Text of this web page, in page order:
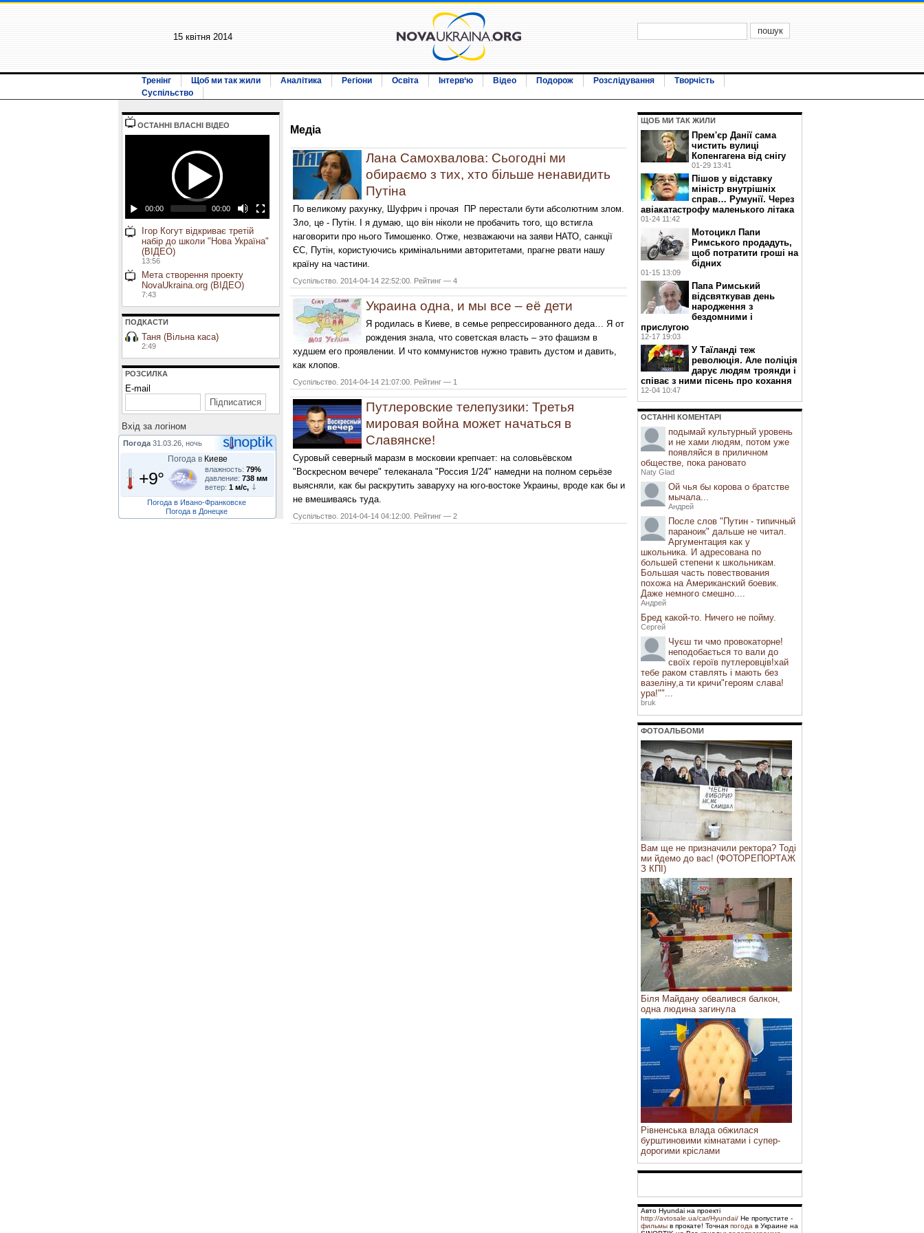
15 квiтня 2014
Тренінг Щоб ми так жили Аналітика Регіони Освіта Інтерв‘ю Відео Подорож Розслідування
Творчість
Суспільство
ОСТАННI ВЛАСНI ВIДЕО
00:00 00:00
Ігор Когут відкриває третій
набір до школи "Нова Україна"
(ВІДЕО)
13:56
Мета створення проекту
NovaUkraina.org (ВІДЕО)
7:43
ПОДКАСТИ
Таня (Вільна каса)
2:49
РОЗСИЛКА
E-mail
Вхiд за логiном
Погода 31.03.26, ночь
Погода в Киеве
+9° влажность: 79%
давление: 738 мм
ветер: 1 м/с,
Погода в Ивано-Франковске
Погода в Донецке
Медiа
Лана Самохвалова: Сьогодні ми
обираємо з тих, хто більше ненавидить
Путіна
По великому рахунку, Шуфрич і прочая ПР перестали бути абсолютним злом.
Зло, це - Путін. І я думаю, що він ніколи не пробачить того, що встигла
наговорити про нього Тимошенко. Отже, незважаючи на заяви НАТО, санкції
ЄС, Путін, користуючись кримінальними авторитетами, прагне рвати нашу
країну на частини.
Суспільство. 2014-04-14 22:52:00. Рейтинг — 4
Украина одна, и мы все – её дети
Я родилась в Киеве, в семье репрессированного деда… Я от
рождения знала, что советская власть – это фашизм в
худшем его проявлении. И что коммунистов нужно травить дустом и давить,
как клопов.
Суспільство. 2014-04-14 21:07:00. Рейтинг — 1
Путлеровские телепузики: Третья
мировая война может начаться в
Славянске!
Суровый северный маразм в московии крепчает: на соловьёвском
"Воскресном вечере" телеканала "Россия 1/24" намедни на полном серьёзе
выясняли, как бы раскрутить заваруху на юго-востоке Украины, вроде как бы и
не вмешиваясь туда.
Суспільство. 2014-04-14 04:12:00. Рейтинг — 2
ЩОБ МИ ТАК ЖИЛИ
Прем'єр Данії сама
чистить вулиці
Копенгагена від снігу
01-29 13:41
Пішов у відставку
міністр внутрішніх
справ… Румунії. Через
авіакатастрофу маленького літака
01-24 11:42
Мотоцикл Папи
Римського продадуть,
щоб потратити гроші на
бідних
01-15 13:09
Папа Римський
відсвяткував день
народження з
бездомними і
прислугою
12-17 19:03
У Таїланді теж
революція. Але поліція
дарує людям троянди і
співає з ними пісень про кохання
12-04 10:47
ОСТАННI КОМЕНТАРI
подымай культурный уровень
и не хами людям, потом уже
появляйся в приличном
обществе, пока рановато
Naty Glad
Ой чья бы корова о братстве
мычала...
Андрей
После слов "Путин - типичный
параноик" дальше не читал.
Аргументация как у
школьника. И адресована по
большей степени к школьникам.
Большая часть повествования
похожа на Американский боевик.
Даже немного смешно....
Андрей
Бред какой-то. Ничего не пойму.
Сергей
Чуєш ти чмо провокаторне!
неподобається то вали до
своїх героїв путлеровців!хай
тебе раком ставлять і мають без
вазеліну,а ти кричи"героям слава!
ура!""...
bruk
ФОТОАЛЬБОМИ
Вам ще не призначили ректора? Тоді
ми йдемо до вас! (ФОТОРЕПОРТАЖ
З КПІ)
Біля Майдану обвалився балкон,
одна людина загинула
Рівненська влада обжилася
бурштиновими кімнатами і супер-
дорогими кріслами
Авто Hyundai на проекті
http://avtosale.ua/car/Hyundai/ Не пропустите -
фильмы в прокате! Точная погода в Украине на